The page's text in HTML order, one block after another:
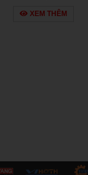
530-108
XEM THÊM